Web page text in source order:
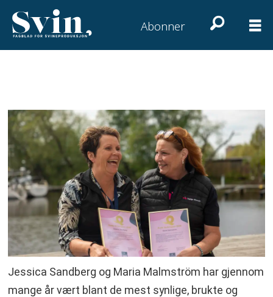
Abonner
Jessica Sandberg og Maria Malmström har gjennom
mange år vært blant de mest synlige, brukte og